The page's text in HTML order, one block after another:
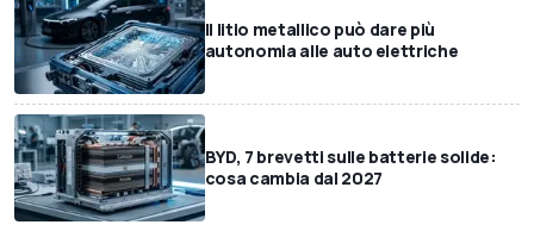
Il litio metallico può dare più
autonomia alle auto elettriche
BYD, 7 brevetti sulle batterie solide:
cosa cambia dal 2027